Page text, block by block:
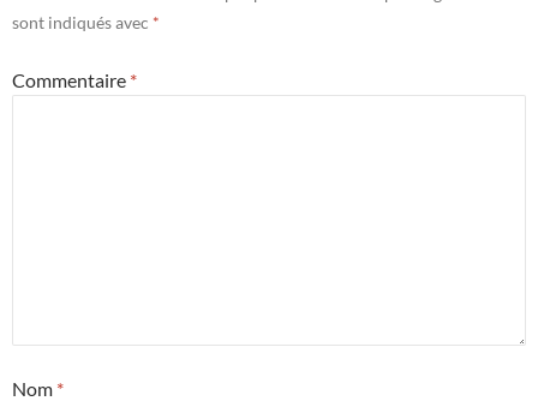
sont indiqués avec *
Commentaire *
Nom *